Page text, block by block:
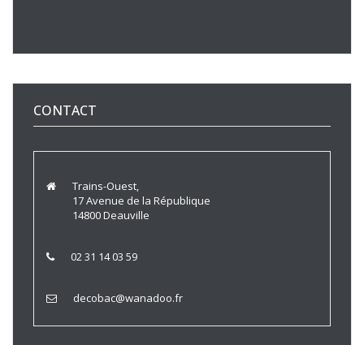
CONTACT
Trains-Ouest,
17 Avenue de la République
14800 Deauville
02 31 14 03 59
decobac@wanadoo.fr